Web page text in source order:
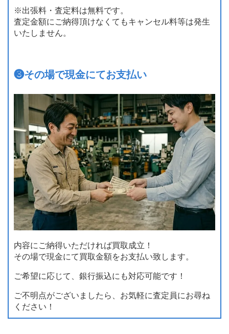
※出張料・査定料は無料です。
査定金額にご納得頂けなくてもキャンセル料等は発生
いたしません。
❸その場で現金にてお支払い
内容にご納得いただければ買取成立！
その場で現金にて買取金額をお支払い致します。
ご希望に応じて、銀行振込にも対応可能です！
ご不明点がございましたら、お気軽に査定員にお尋ね
ください！